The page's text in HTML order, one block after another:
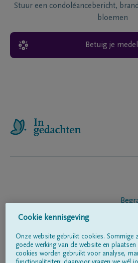
Stuur een condoléancebericht,
bloemen
Betuig je
Volg ons op
Cookie kennisgeving
Onze website gebruikt cookies. Sommige
goede werking van de website en
cookies worden gebruikt voor analyse,